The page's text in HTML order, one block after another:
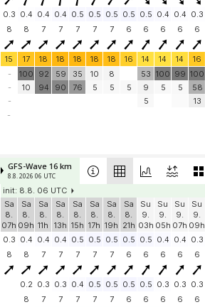
0.3 0.4 0.4 0.4 0.5 0.5 0.5 0.5 0.5 0.4 0.4 0.3
8
8 7 7 7 7 7 6 6 6 6 6
15 17 18 18 18 18 18 16 14 14 14 16
-
-
-
100
10
92
94
59
90
35
76
10
5
8
5
5
53
9
5
100
5
99
5
100
58
13
-
GFS-Wave 16 km
8.8. 2026 06 UTC
init: 8.8. 06 UTC
Sa
8.
07h
Sa
8.
09h
Sa
8.
11h
Sa
8.
13h
Sa
8.
15h
Sa
8.
17h
Sa
8.
19h
Sa
8.
21h
Su
9.
03h
Su
9.
05h
Su
9.
07h
Su
9.
09h
0.3 0.4 0.4 0.4 0.5 0.5 0.5 0.5 0.5 0.4 0.4 0.3
8
8 7 7 7 7 7 6 6 6 6 6
0.2 0.3 0.3 0.4 0.5 0.5 0.5 0.5 0.3 0.3 0.3
8
7 7 7 7 7 6 6 6 6 6